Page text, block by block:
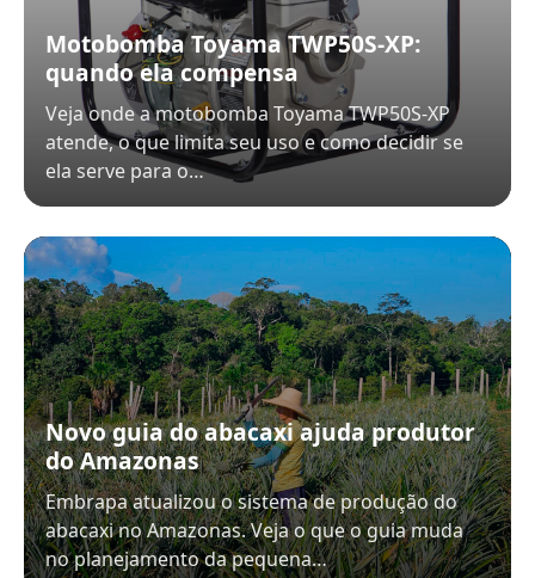
Motobomba Toyama TWP50S-XP:
quando ela compensa
Veja onde a motobomba Toyama TWP50S-XP
atende, o que limita seu uso e como decidir se
ela serve para o…
Novo guia do abacaxi ajuda produtor
do Amazonas
Embrapa atualizou o sistema de produção do
abacaxi no Amazonas. Veja o que o guia muda
no planejamento da pequena…